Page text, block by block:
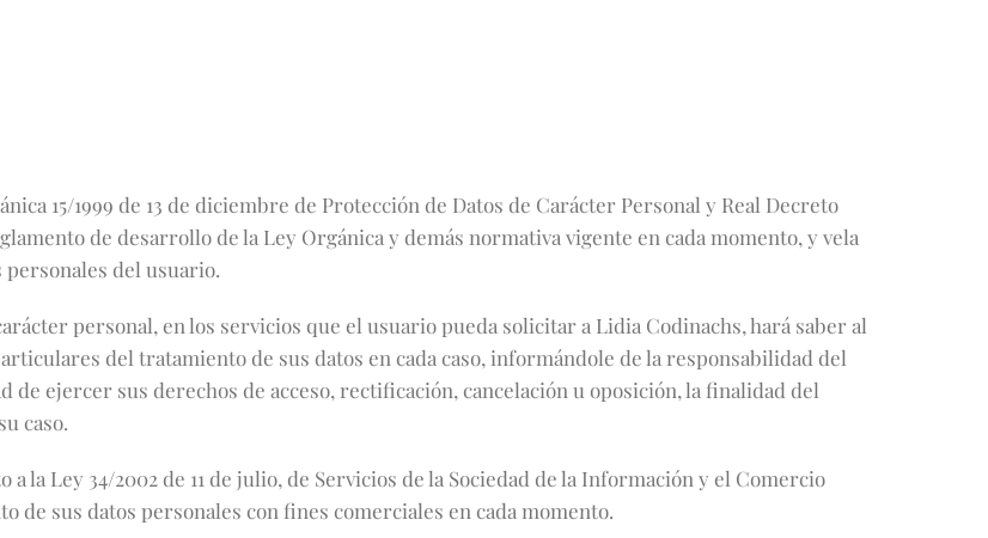
15/1999 de 13 de diciembre de Protección de Datos de Carácter Personal y Real Decreto
de desarrollo de la Ley Orgánica y demás normativa vigente en cada momento, y vela
del usuario.
personal, en los servicios que el usuario pueda solicitar a Lidia Codinachs, hará saber al
del tratamiento de sus datos en cada caso, informándole de la responsabilidad del
ejercer sus derechos de acceso, rectificación, cancelación u oposición, la finalidad del
caso.
la Ley 34/2002 de 11 de julio, de Servicios de la Sociedad de la Información y el Comercio
sus datos personales con fines comerciales en cada momento.